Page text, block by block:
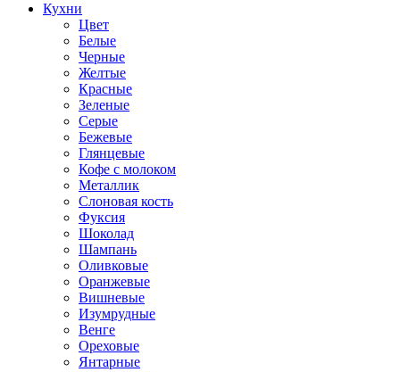
Кухни
Цвет
Белые
Черные
Желтые
Красные
Зеленые
Серые
Бежевые
Глянцевые
Кофе с молоком
Металлик
Слоновая кость
Фуксия
Шоколад
Шампань
Оливковые
Оранжевые
Вишневые
Изумрудные
Венге
Ореховые
Янтарные